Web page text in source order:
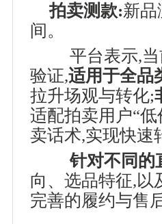
拍卖测款:新品
间。
平台表示,当
验证,适用于全品
拉升场观与转化;
适配拍卖用户“
卖话术,实现快速
针对不同的
向、选品特征,以
完善的履约与售